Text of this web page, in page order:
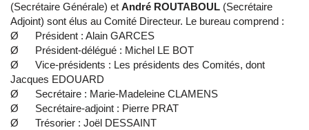
(Secrétaire Générale) et André ROUTABOUL (Secrétaire
Adjoint) sont élus au Comité Directeur. Le bureau comprend :
Ø Président : Alain GARCES
Ø Président-délégué : Michel LE BOT
Ø Vice-présidents : Les présidents des Comités, dont
Jacques EDOUARD
Ø Secrétaire : Marie-Madeleine CLAMENS
Ø Secrétaire-adjoint : Pierre PRAT
Ø Trésorier : Joël DESSAINT